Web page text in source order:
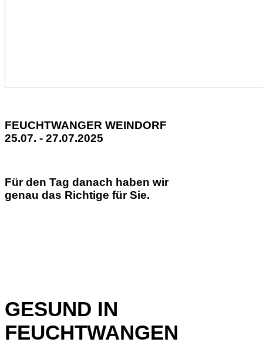
FEUCHTWANGER WEINDORF
25.07. - 27.07.2025
Für den Tag danach haben wir
genau das Richtige für Sie.
GESUND IN
FEUCHTWANGEN